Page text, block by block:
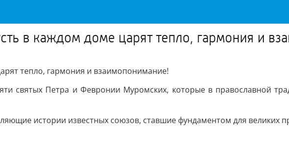
в каждом доме царят тепло, гармония и
тепло, гармония и взаимопонимание!
святых Петра и Февронии Муромских, которые в православной
истории известных союзов, ставшие фундаментом для великих